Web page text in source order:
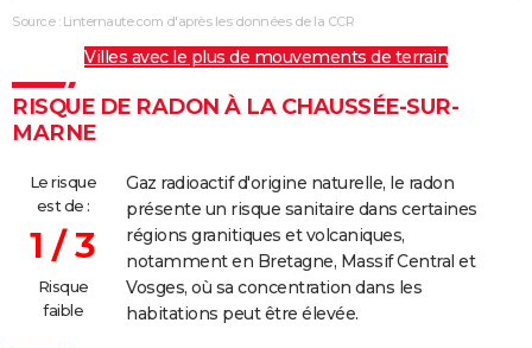
Source : Linternaute.com d'après les données de la CCR
Villes avec le plus de mouvements de terrain
RISQUE DE RADON À LA CHAUSSÉE-SUR-
MARNE
Le risque
est de :
1 / 3
Risque
faible
Gaz radioactif d'origine naturelle, le radon
présente un risque sanitaire dans certaines
régions granitiques et volcaniques,
notamment en Bretagne, Massif Central et
Vosges, où sa concentration dans les
habitations peut être élevée.